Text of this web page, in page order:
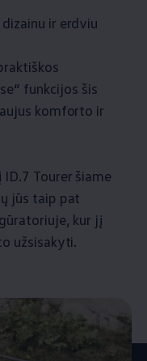
ir erdviu
funkcijos šis
komforto ir
Tourer šiame
jūs taip pat
kur jį
užsisakyti.